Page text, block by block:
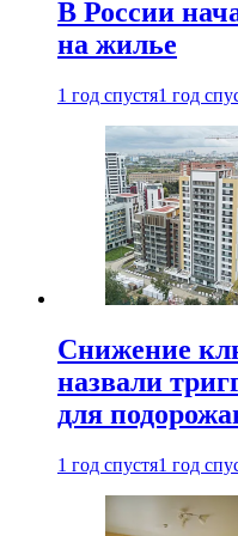
В России
на жилье
1 год спустя1 год
Снижение
назвали
для
1 год спустя1 год